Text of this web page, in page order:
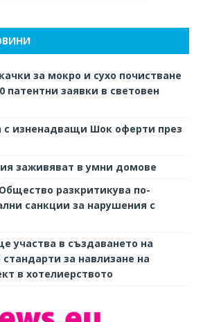
за мокро и сухо почистване
патентни заявки в световен
с изненадващи Шок оферти през
заживяват в умни домове
разкритикува по-
санкции за нарушения с
участва в създаването на
за навлизане на
в хотелиерството